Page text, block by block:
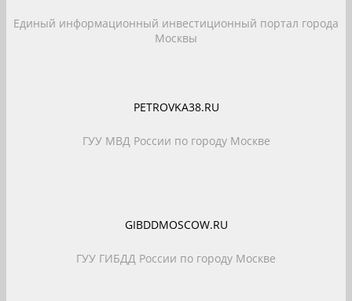
Единый информационный инвестиционный портал города
Москвы
PETROVKA38.RU
ГУУ МВД России по городу Москве
GIBDDMOSCOW.RU
ГУУ ГИБДД России по городу Москве